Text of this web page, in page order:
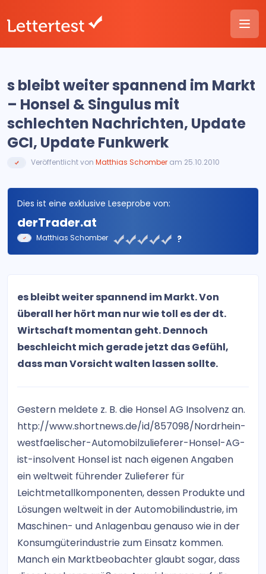
s bleibt weiter spannend im Markt
– Honsel & Singulus mit
schlechten Nachrichten, Update
GCI, Update Funkwerk
Veröffentlicht von Matthias Schomber am 25.10.2010
Dies ist eine exklusive Leseprobe von:
derTrader.at
Matthias Schomber ?
es bleibt weiter spannend im Markt. Von
überall her hört man nur wie toll es der dt.
Wirtschaft momentan geht. Dennoch
beschleicht mich gerade jetzt das Gefühl,
dass man Vorsicht walten lassen sollte.
Gestern meldete z. B. die Honsel AG Insolvenz an.
http://www.shortnews.de/id/857098/Nordrhein-
westfaelischer-Automobilzulieferer-Honsel-AG-
ist-insolvent Honsel ist nach eigenen Angaben
ein weltweit führender Zulieferer für
Leichtmetallkomponenten, dessen Produkte und
Lösungen weltweit in der Automobilindustrie, im
Maschinen- und Anlagenbau genauso wie in der
Konsumgüterindustrie zum Einsatz kommen.
Manch ein Marktbeobachter glaubt sogar, dass